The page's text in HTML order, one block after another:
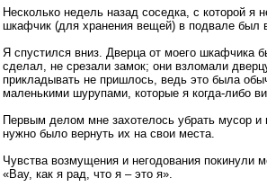
Несколько недель назад соседка, с которой
шкафчик (для хранения вещей) в подвале был
Я спустился вниз. Дверца от моего шкафчика
сделал, не срезали замок; они взломали
прикладывать не пришлось, ведь это была
маленькими шурупами, которые я когда-либо
Первым делом мне захотелось убрать мусор и
нужно было вернуть их на свои места.
Чувства возмущения и негодования
«Вау, как я рад, что я – это я».